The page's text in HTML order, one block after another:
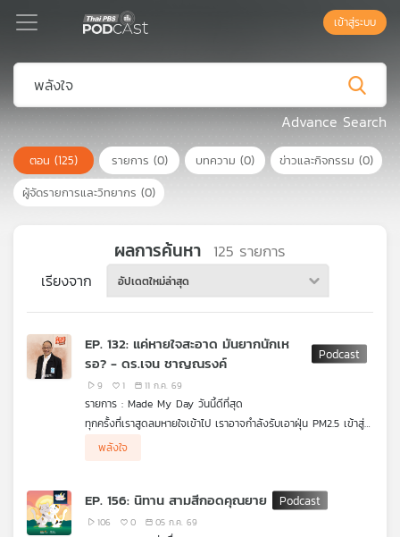
Podcast
เพล
ย์
ลิ
เพล
สต์
เข้าสู่ระบบ
Advance Search
ตอน (125) รายการ (0) บทความ (0) ข่าวและกิจกรรม (0)
ผู้จัดรายการและวิทยากร (0)
ผลการค้นหา 125 รายการ
เรียงจาก อัปเดตใหม่ล่าสุด
EP. 132: แค่หายใจสะอาด มันยากนักเห
รอ? - ดร.เจน ชาญณรงค์
9 1 11 ก.ค. 69
รายการ : Made My Day วันนี้ดีที่สุด
ทุกครั้งที่เราสูดลมหายใจเข้าไป เราอาจกำลังรับเอาฝุ่น PM2.5 เข้าสู่
ร่างกายโดยไม่รู้ตัว คำถามคือ...ทำไมปัญหานี้ยังเกิดขึ้นซ้ำแล้วซ้ำเล่า
ทั้งที่เรารู้ต้นเหตุมาโดยตลอด แล้วประเทศไทยจะมีทางออกอย่างไร
ร่วมค้นหาคำตอบกับ ดร.เจน ชาญณรงค์ นักวิชาการ และนัก
เคลื่อนไหวด้านสิ่งแวดล้อม ที่จะพาเราเจาะลึกต้นตอของวิกฤต
นโยบาย เพื่อคืนลมหายใจที่สะอาดให้กับคนไทยอีกครั้ง
พลังใจ
EP. 156: นิทาน สามสีกอดคุณยาย
106 0 05 ก.ค. 69